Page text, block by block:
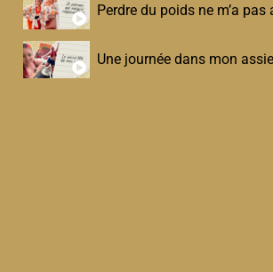
Perdre du poids ne m’a
Une journée dans mon